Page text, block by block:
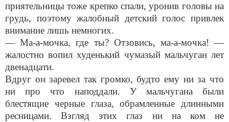
приятельницы тоже крепко спали, уронив головы на
грудь, поэтому жалобный детский голос привлек
внимание лишь немногих.
— Ма-а-мочка, где ты? Отзовись, ма-а-мочка! —
жалостно вопил худенький чумазый мальчуган лет
двенадцати.
Вдруг он заревел так громко, будто ему ни за что
ни про что наподдали. У мальчугана были
блестящие черные глаза, обрамленные длинными
ресницами. Взгляд этих глаз ни на ком не